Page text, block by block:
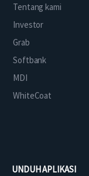
Tentang kami
Investor
Grab
Softbank
MDI
WhiteCoat
UNDUH APLIKASI